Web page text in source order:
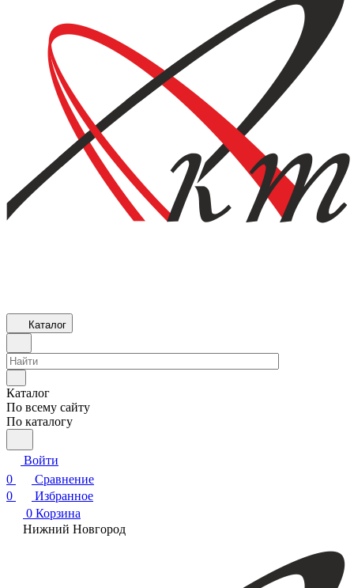
Каталог
Каталог
По всему сайту
По каталогу
Войти
0
Сравнение
0
Избранное
0 Корзина
Нижний Новгород